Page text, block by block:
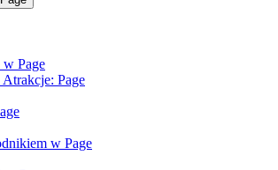
Page
Page
w Page